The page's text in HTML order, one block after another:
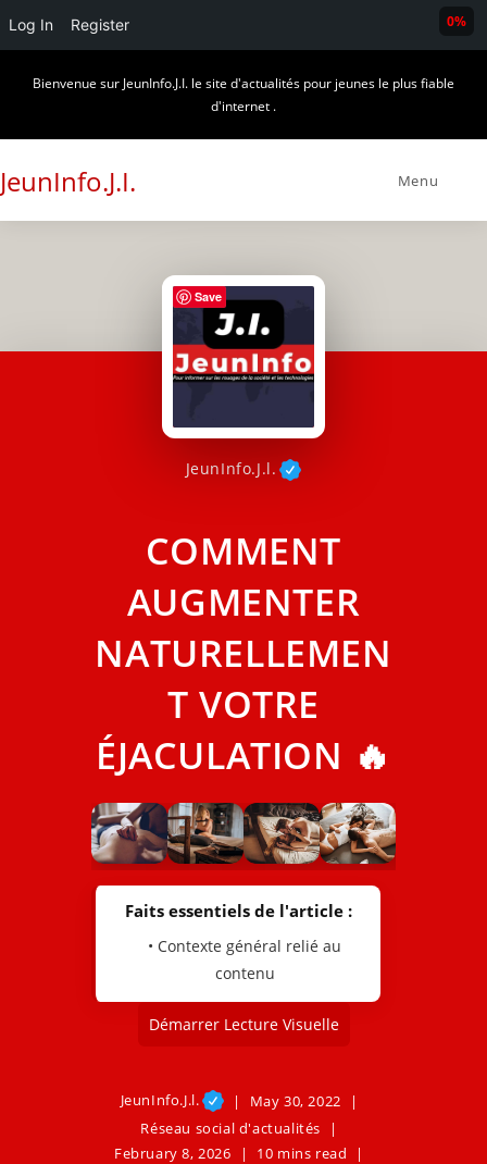
Log In Register
Bienvenue sur JeunInfo.J.I. le site d'actualités pour jeunes le plus fiable
d'internet .
JeunInfo.J.I. Menu
JeunInfo.J.l.
COMMENT
AUGMENTER
NATURELLEMEN
T VOTRE
ÉJACULATION 🔥
Faits essentiels de l'article :
• Contexte général relié au
contenu
Démarrer Lecture Visuelle
JeunInfo.J.l.
May 30, 2022
Réseau social d'actualités
February 8, 2026
10 mins read
0%
Save